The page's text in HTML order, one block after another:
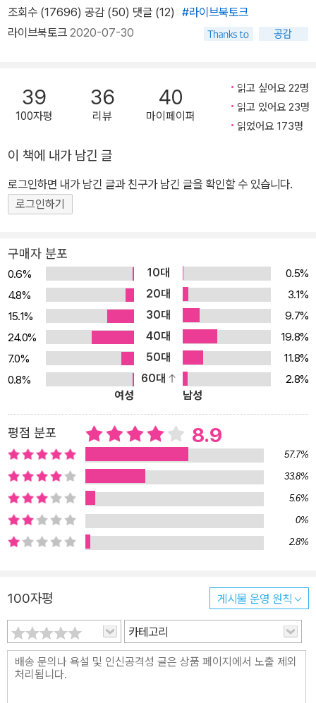
조회수 (17696) 공감 (50) 댓글 (12) #라이브북토크
라이브북토크 2020-07-30
39
100자평
36
리뷰
40
마이페이퍼
읽고 싶어요 22명
읽고 있어요 23명
읽었어요 173명
이 책에 내가 남긴 글
로그인하면 내가 남긴 글과 친구가 남긴 글을 확인할 수 있습니다.
로그인하기
구매자 분포
0.6% 10대
0.5%
4.8%
20대
3.1%
15.1%
30대
9.7%
24.0%
40대
19.8%
7.0%
50대
11.8%
0.8%
60대
2.8%
여성
남성
평점 분포 8.9
57.7%
33.8%
5.6%
0%
2.8%
100자평 게시물 운영 원칙
카테고리